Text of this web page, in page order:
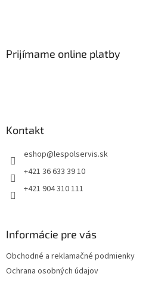
Prijímame online platby
Kontakt
eshop@lespolservis.sk
+421 36 633 39 10
+421 904 310 111
Informácie pre vás
Obchodné a reklamačné podmienky
Ochrana osobných údajov